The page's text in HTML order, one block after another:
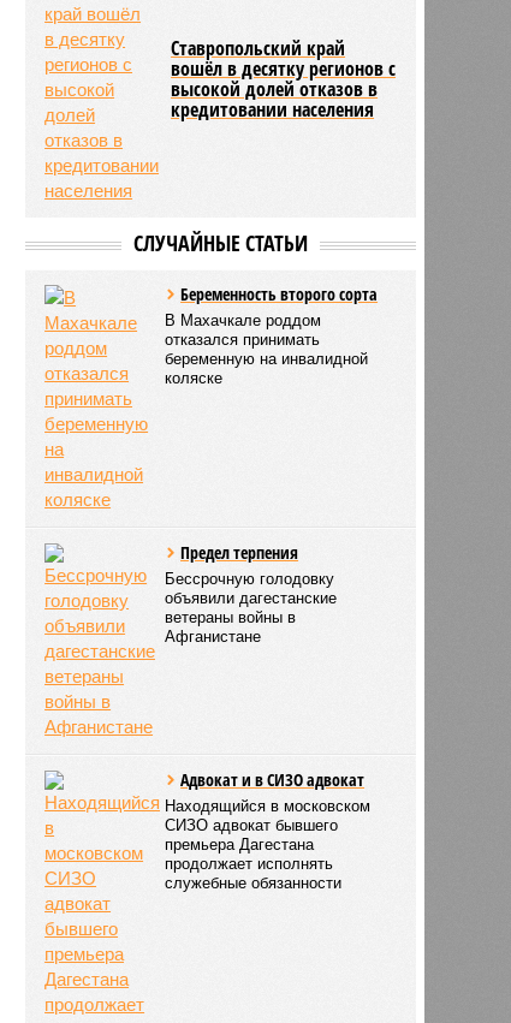
Ставропольский край
вошёл в десятку регионов с
высокой долей отказов в
кредитовании населения
СЛУЧАЙНЫЕ СТАТЬИ
Беременность второго сорта
В Махачкале роддом
отказался принимать
беременную на инвалидной
коляске
Предел терпения
Бессрочную голодовку
объявили дагестанские
ветераны войны в
Афганистане
Адвокат и в СИЗО адвокат
Находящийся в московском
СИЗО адвокат бывшего
премьера Дагестана
продолжает исполнять
служебные обязанности